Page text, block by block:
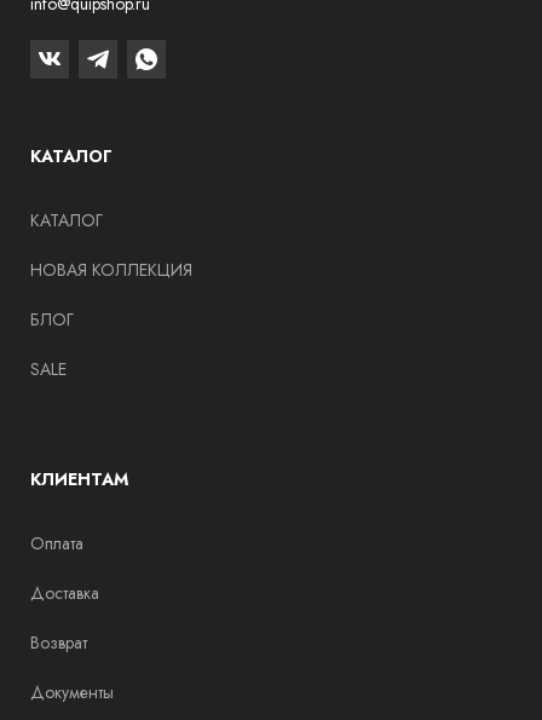
КАТАЛОГ
КАТАЛОГ
НОВАЯ КОЛЛЕКЦИЯ
БЛОГ
SALE
КЛИЕНТАМ
Оплата
Доставка
Возврат
Документы